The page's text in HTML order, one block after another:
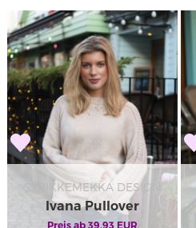
STRIKKEMEKKA DESIGN
Ivana Pullover
Preis ab 39.93EUR